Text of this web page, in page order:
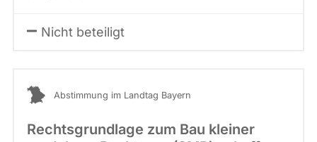
Nicht beteiligt
Abstimmung im Landtag Bayern
Rechtsgrundlage zum Bau kleiner